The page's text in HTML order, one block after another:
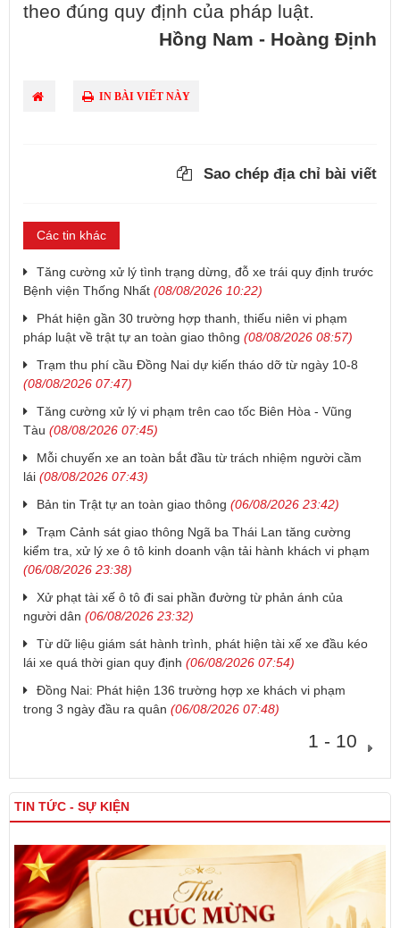
theo đúng quy định của pháp luật.
Hồng Nam - Hoàng Định
IN BÀI VIẾT NÀY
Sao chép địa chỉ bài viết
Các tin khác
Tăng cường xử lý tình trạng dừng, đỗ xe trái quy định trước
Bệnh viện Thống Nhất (08/08/2026 10:22)
Phát hiện gần 30 trường hợp thanh, thiếu niên vi phạm
pháp luật về trật tự an toàn giao thông (08/08/2026 08:57)
Trạm thu phí cầu Đồng Nai dự kiến tháo dỡ từ ngày 10-8
(08/08/2026 07:47)
Tăng cường xử lý vi phạm trên cao tốc Biên Hòa - Vũng
Tàu (08/08/2026 07:45)
Mỗi chuyến xe an toàn bắt đầu từ trách nhiệm người cầm
lái (08/08/2026 07:43)
Bản tin Trật tự an toàn giao thông (06/08/2026 23:42)
Trạm Cảnh sát giao thông Ngã ba Thái Lan tăng cường
kiểm tra, xử lý xe ô tô kinh doanh vận tải hành khách vi phạm
(06/08/2026 23:38)
Xử phạt tài xế ô tô đi sai phần đường từ phản ánh của
người dân (06/08/2026 23:32)
Từ dữ liệu giám sát hành trình, phát hiện tài xế xe đầu kéo
lái xe quá thời gian quy định (06/08/2026 07:54)
Đồng Nai: Phát hiện 136 trường hợp xe khách vi phạm
trong 3 ngày đầu ra quân (06/08/2026 07:48)
1 - 10
TIN TỨC - SỰ KIỆN